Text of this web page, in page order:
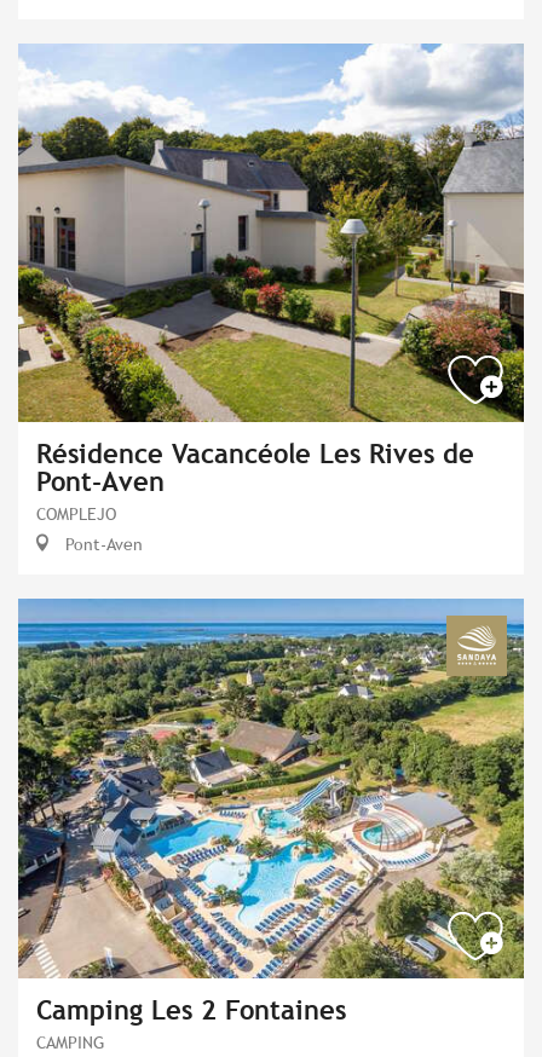
Résidence Vacancéole Les Rives de
Pont-Aven
COMPLEJO
Pont-Aven
Camping Les 2 Fontaines
CAMPING